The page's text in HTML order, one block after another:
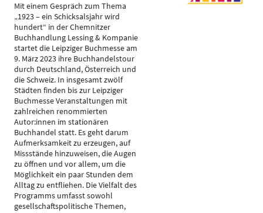
Mit einem Gespräch zum Thema
„1923 – ein Schicksalsjahr wird
hundert“ in der Chemnitzer
Buchhandlung Lessing & Kompanie
startet die Leipziger Buchmesse am
9. März 2023 ihre Buchhandelstour
durch Deutschland, Österreich und
die Schweiz. In insgesamt zwölf
Städten finden bis zur Leipziger
Buchmesse Veranstaltungen mit
zahlreichen renommierten
Autor:innen im stationären
Buchhandel statt. Es geht darum
Aufmerksamkeit zu erzeugen, auf
Missstände hinzuweisen, die Augen
zu öffnen und vor allem, um die
Möglichkeit ein paar Stunden dem
Alltag zu entfliehen. Die Vielfalt des
Programms umfasst sowohl
gesellschaftspolitische Themen,